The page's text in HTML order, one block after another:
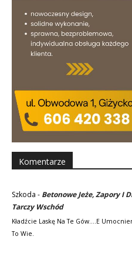
Komentarze
Szkoda - Betonowe Jeże, Zapory I
Tarczy Wschód
Kładźcie Laskę Na Te Gów....e
To Wie.